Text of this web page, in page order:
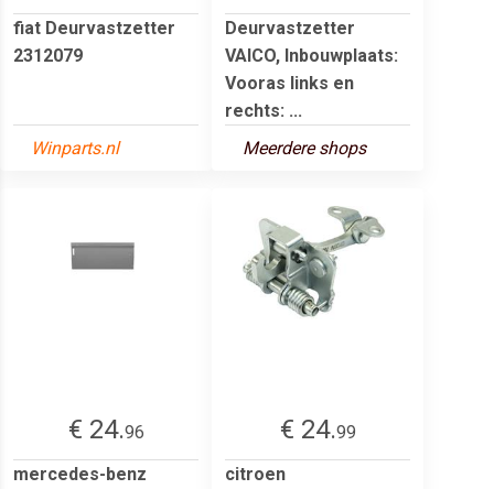
fiat Deurvastzetter
2312079
Winparts.nl
Deurvastzetter
VAICO, Inbouwplaats:
Vooras links en
rechts: ...
Meerdere shops
€ 24.96
mercedes-benz
€ 24.99
citroen